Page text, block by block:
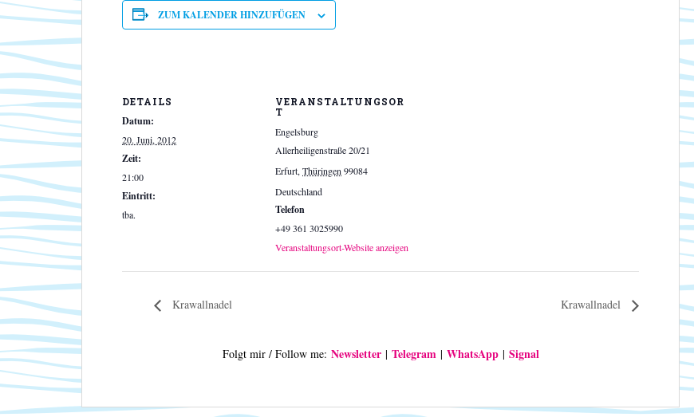
ZUM KALENDER HINZUFÜGEN
DETAILS
Datum:
20. Juni, 2012
Zeit:
21:00
Eintritt:
tba.
VERANSTALTUNGSOR
T
Engelsburg
Allerheiligenstraße 20/21
Erfurt, Thüringen 99084
Deutschland
Telefon
+49 361 3025990
Veranstaltungsort-Website anzeigen
Krawallnadel Krawallnadel
Folgt mir / Follow me: Newsletter| Telegram| WhatsApp| Signal